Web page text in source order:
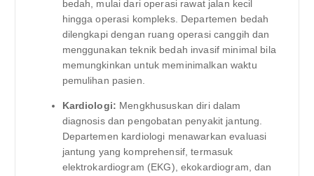
bedah, mulai dari operasi rawat jalan kecil
hingga operasi kompleks. Departemen bedah
dilengkapi dengan ruang operasi canggih dan
menggunakan teknik bedah invasif minimal bila
memungkinkan untuk meminimalkan waktu
pemulihan pasien.
Kardiologi: Mengkhususkan diri dalam
diagnosis dan pengobatan penyakit jantung.
Departemen kardiologi menawarkan evaluasi
jantung yang komprehensif, termasuk
elektrokardiogram (EKG), ekokardiogram, dan